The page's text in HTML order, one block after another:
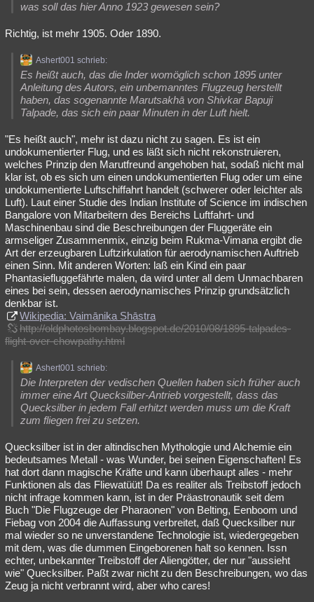
was soll das hier Anno 1923 gewesen sein?
Richtig, ist mehr 1905. Oder 1890.
Ashert001 schrieb:
Es heißt auch, das die Inder womöglich schon 1895 unter
Anleitung des Autors, ein unbemanntes Flugzeug herstellt
haben, das sogenannte Marutsakhā von Shivkar Bapuji
Talpade, das sich ein paar Minuten in der Luft hielt.
"Es heißt auch", mehr ist dazu nicht zu sagen. Es ist ein
undokumentierter Flug, und es läßt sich nicht rekonstruieren,
welches Prinzip den Marutfreund angehoben hat, sodaß nicht mal
klar ist, ob es sich um einen undokumentierten Flug oder um eine
undokumentierte Luftschiffahrt handelt (schwerer oder leichter als
Luft). Laut einer Studie des Indian Institute of Science im indischen
Bangalore von Mitarbeitern des Bereichs Luftfahrt- und
Maschinenbau sind die Beschreibungen der Fluggeräte ein
armseliger Zusammenmix, einzig beim Rukma-Vimana ergibt die
Art der erzeugbaren Luftzirkulation für aerodynamischen Auftrieb
einen Sinn. Mit anderen Worten: laß ein Kind ein paar
Phantasiefluggefährte malen, da wird unter all dem Unmachbaren
eines bei sein, dessen aerodynamisches Prinzip grundsätzlich
denkbar ist.
Wikipedia: Vaimānika Shāstra
http://oldphotosbombay.blogspot.de/2010/08/1895-talpades-
flight-over-chowpathy.html
Ashert001 schrieb:
Die Interpreten der vedischen Quellen haben sich früher auch
immer eine Art Quecksilber-Antrieb vorgestellt, dass das
Quecksilber in jedem Fall erhitzt werden muss um die Kraft
zum fliegen frei zu setzen.
Quecksilber ist in der altindischen Mythologie und Alchemie ein
bedeutsames Metall - was Wunder, bei seinen Eigenschaften! Es
hat dort dann magische Kräfte und kann überhaupt alles - mehr
Funktionen als das Fliewatüüt! Da es realiter als Treibstoff jedoch
nicht infrage kommen kann, ist in der Präastronautik seit dem
Buch "Die Flugzeuge der Pharaonen" von Belting, Eenboom und
Fiebag von 2004 die Auffassung verbreitet, daß Quecksilber nur
mal wieder so ne unverstandene Technologie ist, wiedergegeben
mit dem, was die dummen Eingeborenen halt so kennen. Issn
echter, unbekannter Treibstoff der Aliengötter, der nur "aussieht
wie" Quecksilber. Paßt zwar nicht zu den Beschreibungen, wo das
Zeug ja nicht verbrannt wird, aber who cares!